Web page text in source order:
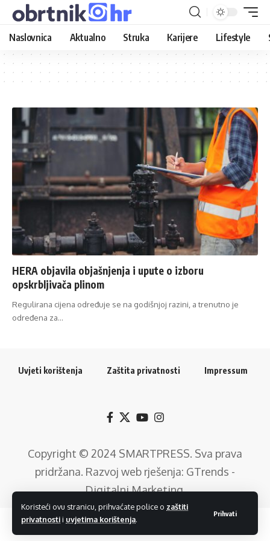
Koristeći ovu stranicu, prihvaćate police o zaštiti
privatnostii uvjetima korištenja.
Prihvati
Naslovnica Aktualno Struka Karijere Lifestyle
HERA objavila objašnjenja i upute o izboru
opskrbljivača plinom
Regulirana cijena određuje se na godišnjoj razini, a trenutno je
određena za…
Uvjeti korištenja Zaštita privatnosti Impressum
Copyright © 2024 SMARTPRESS. Sva prava
pridržana. Razvoj web rješenja: GTrends -
Digitalni Marketing.